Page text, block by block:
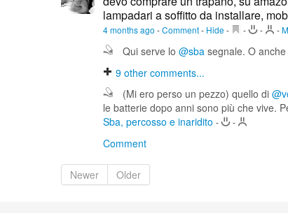
lampadari a soffitto da installare,
4 months ago -Comment- Hide - - - -
Qui serve lo @sba segnale. O
9 other comments...
(Mi ero perso un pezzo) quello di
le batterie dopo anni sono più che vive.
Sba, percosso e inaridito - -
Comment
Newer Older